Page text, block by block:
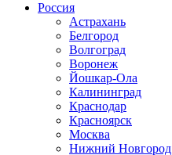
Россия
Астрахань
Белгород
Волгоград
Воронеж
Йошкар-Ола
Калининград
Краснодар
Красноярск
Москва
Нижний Новгород